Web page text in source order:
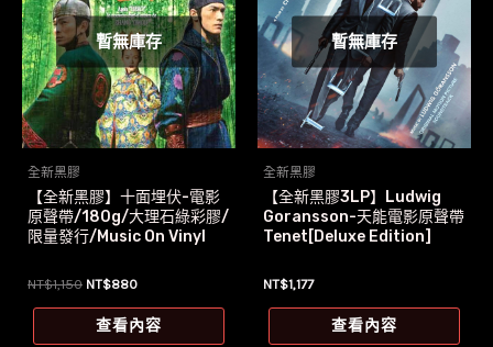
暫無庫存
全新黑膠
【全新黑膠】十面埋伏-電影
原聲帶/180g/大理石綠彩膠/
限量發行/Music On Vinyl
NT$1,150 原
價
格：
NT$880目
價
格：
查看內容
暫無庫存
全新黑膠
【全新黑膠3LP】Ludwig
Goransson-天能電影原聲帶
Tenet[Deluxe Edition]
NT$1,177
查看內容